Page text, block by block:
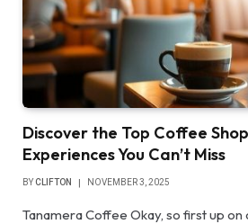
Discover the Top Coffee
Experiences You Can’t Miss
BYCLIFTON NOVEMBER 3, 2025
Tanamera Coffee Okay, so first up